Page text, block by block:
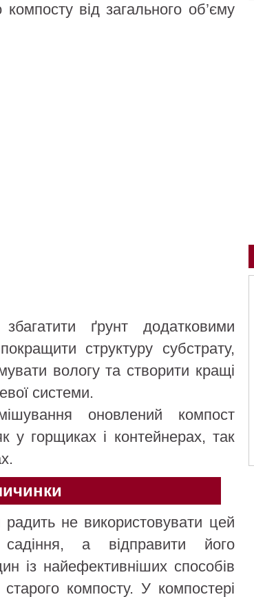
компосту від загального об’єму
ґрунт додатковими
структуру субстрату,
вологу та створити кращі
системи.
оновлений компост
у горщиках і контейнерах, так
не використовувати цей
а відправити його
із найефективніших способів
компосту. У компостері